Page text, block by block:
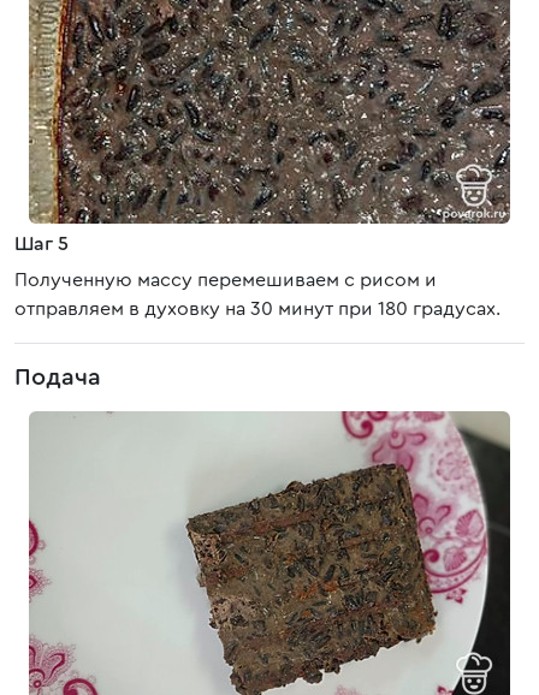
Шаг 5
Полученную массу перемешиваем с рисом и
отправляем в духовку на 30 минут при 180 градусах.
Подача